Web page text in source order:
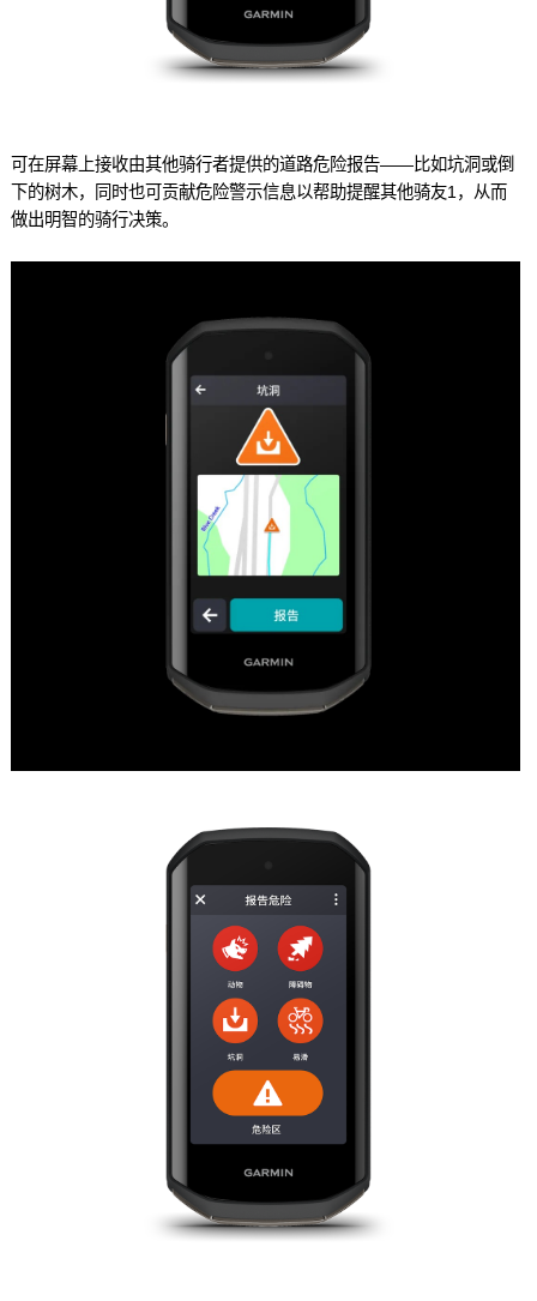
可在屏幕上接收由其他骑行者提供的道路危险报告——比如坑洞或倒
下的树木，同时也可贡献危险警示信息以帮助提醒其他骑友1 ，从而
做出明智的骑行决策。